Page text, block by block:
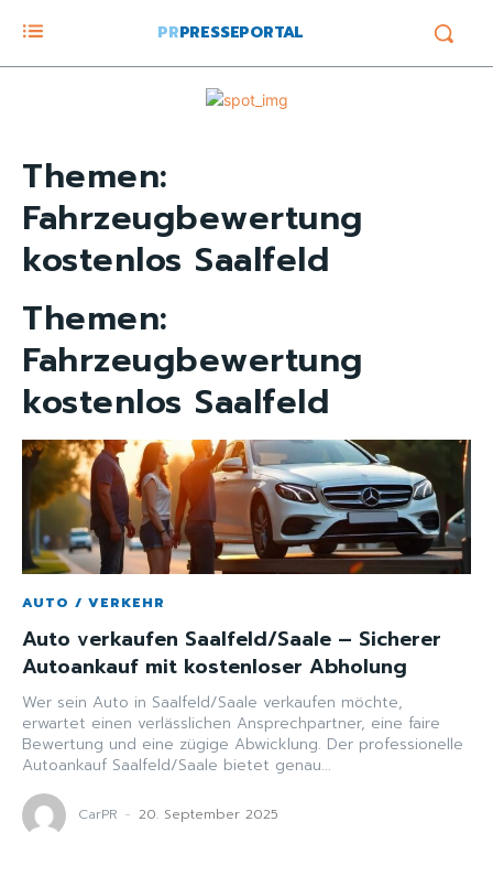
PRPRESSEPORTAL
Themen:
Fahrzeugbewertung
kostenlos Saalfeld
Themen:
Fahrzeugbewertung
kostenlos Saalfeld
AUTO / VERKEHR
Auto verkaufen Saalfeld/Saale – Sicherer
Autoankauf mit kostenloser Abholung
Wer sein Auto in Saalfeld/Saale verkaufen möchte,
erwartet einen verlässlichen Ansprechpartner, eine faire
Bewertung und eine zügige Abwicklung. Der professionelle
Autoankauf Saalfeld/Saale bietet genau...
CarPR - 20. September 2025